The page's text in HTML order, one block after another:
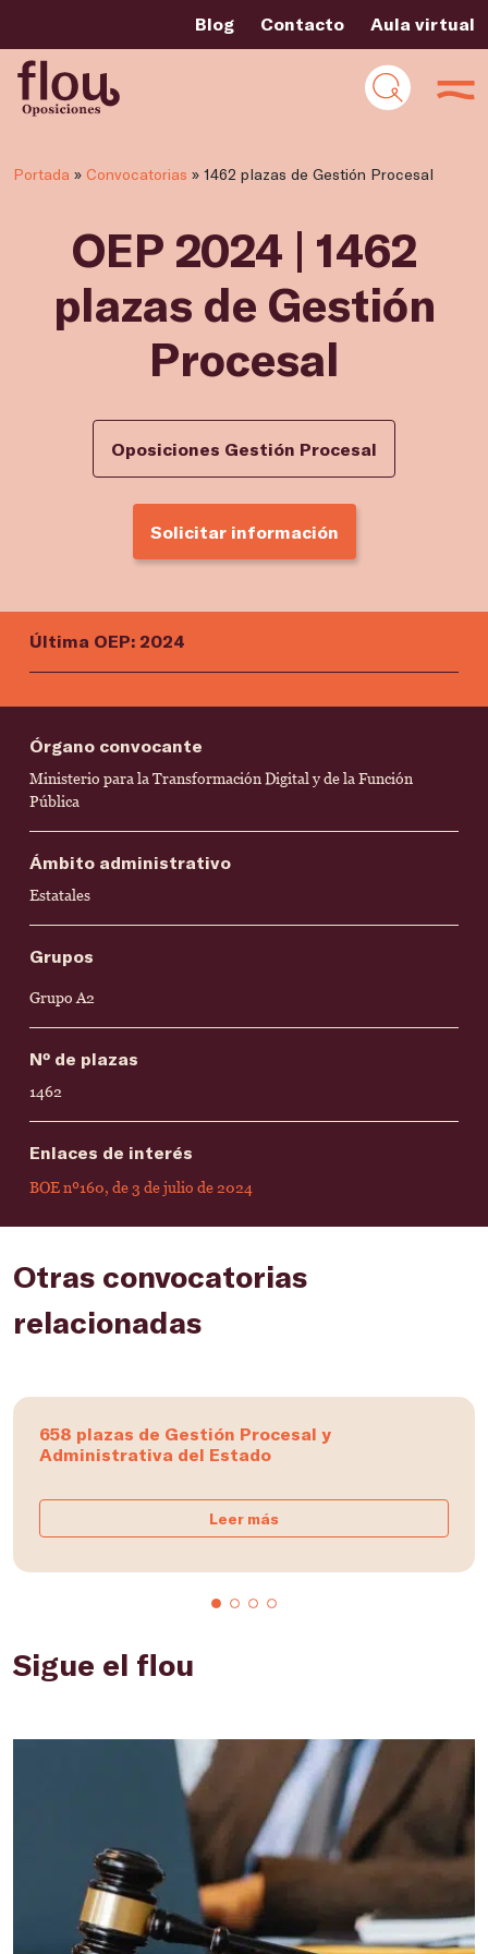
Blog Contacto Aula virtual
Portada » Convocatorias » 1462 plazas de Gestión Procesal
OEP 2024 | 1462
plazas de Gestión
Procesal
Oposiciones Gestión Procesal
Solicitar información
Última OEP: 2024
Órgano convocante
Ministerio para la Transformación Digital y de la Función
Pública
Ámbito administrativo
Estatales
Grupos
Grupo A2
Nº de plazas
1462
Enlaces de interés
BOE nº160, de 3 de julio de 2024
Otras convocatorias
relacionadas
658 plazas de Gestión Procesal y
Administrativa del Estado
Leer más
Sigue el flou